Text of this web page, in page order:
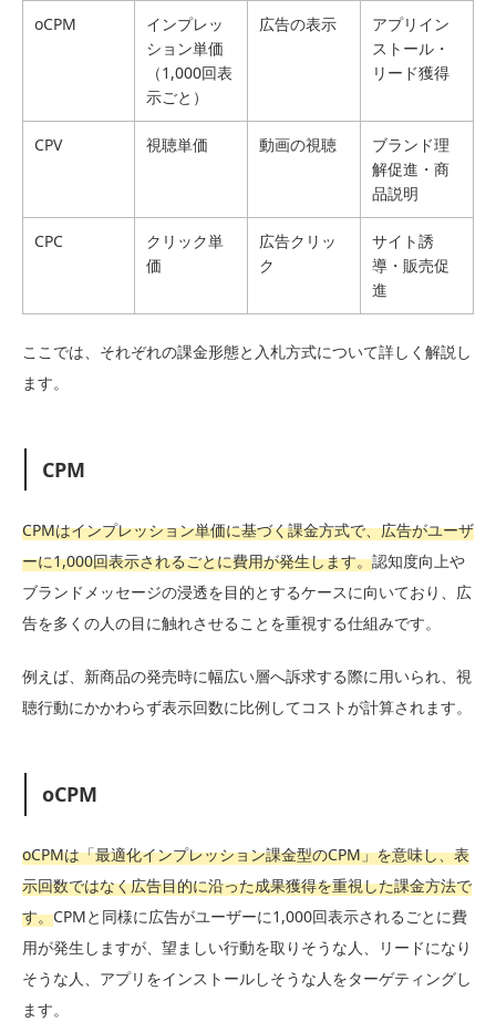
oCPM
インプレッ
ション単価
（1,000回表
示ごと）
広告の表示
アプリイン
ストール・
リード獲得
CPV 視聴単価 動画の視聴
ブランド理
解促進・商
品説明
CPC
クリック単
価
広告クリッ
ク
サイト誘
導・販売促
進
ここでは、それぞれの課金形態と入札方式について詳しく解説し
ます。
CPM
CPMはインプレッション単価に基づく課金方式で、広告がユーザ
ーに1,000回表示されるごとに費用が発生します。認知度向上や
ブランドメッセージの浸透を目的とするケースに向いており、広
告を多くの人の目に触れさせることを重視する仕組みです。
例えば、新商品の発売時に幅広い層へ訴求する際に用いられ、視
聴行動にかかわらず表示回数に比例してコストが計算されます。
oCPM
oCPMは「最適化インプレッション課金型のCPM」を意味し、表
示回数ではなく広告目的に沿った成果獲得を重視した課金方法で
す。CPMと同様に広告がユーザーに1,000回表示されるごとに費
用が発生しますが、望ましい行動を取りそうな人、リードになり
そうな人、アプリをインストールしそうな人をターゲティングし
ます。